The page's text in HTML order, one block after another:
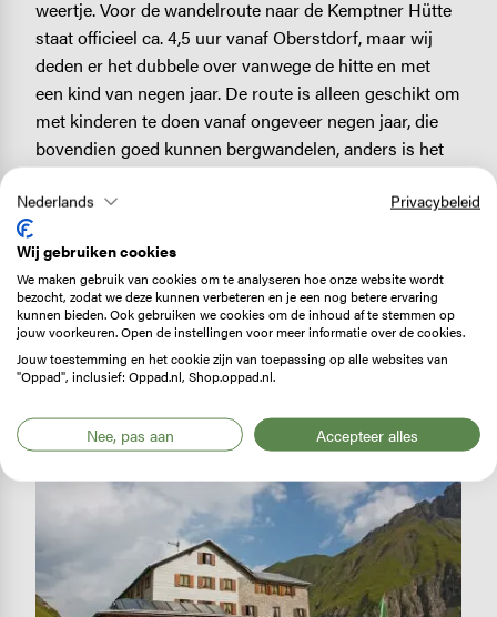
weertje. Voor de wandelroute naar de Kemptner Hütte
staat officieel ca. 4,5 uur vanaf Oberstdorf, maar wij
deden er het dubbele over vanwege de hitte en met
een kind van negen jaar. De route is alleen geschikt om
met kinderen te doen vanaf ongeveer negen jaar, die
bovendien goed kunnen bergwandelen, anders is het
te zwaar. Bovendien zit er een lastige, smalle passage
in langs een steile helling via een staalkabel.
van de grootste berghutten in de hele Alpen. Er zijn
honderd bedden in aparte ­kamers en 190 verdeeld over
twee ­lagers (je ligt dus knus met 80 ­mensen op een
zaal). Geopend van midden juni tot midden oktober.
Nog nooit in een berghut geslapen? Lees dit eerst!
Nederlands Privacybeleid
Wij gebruiken cookies
We maken gebruik van cookies om te analyseren hoe onze website wordt
bezocht, zodat we deze kunnen verbeteren en je een nog betere ervaring
kunnen bieden. Ook gebruiken we cookies om de inhoud af te stemmen op
jouw voorkeuren. Open de instellingen voor meer informatie over de cookies.
Jouw toestemming en het cookie zijn van toepassing op alle websites van
"Oppad", inclusief: Oppad.nl, Shop.oppad.nl.
Nee, pas aan Accepteer alles